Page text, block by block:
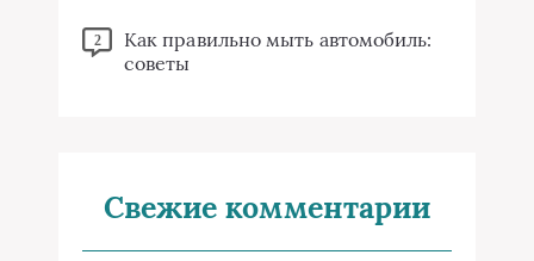
2
Как правильно мыть автомобиль:
советы
Свежие комментарии